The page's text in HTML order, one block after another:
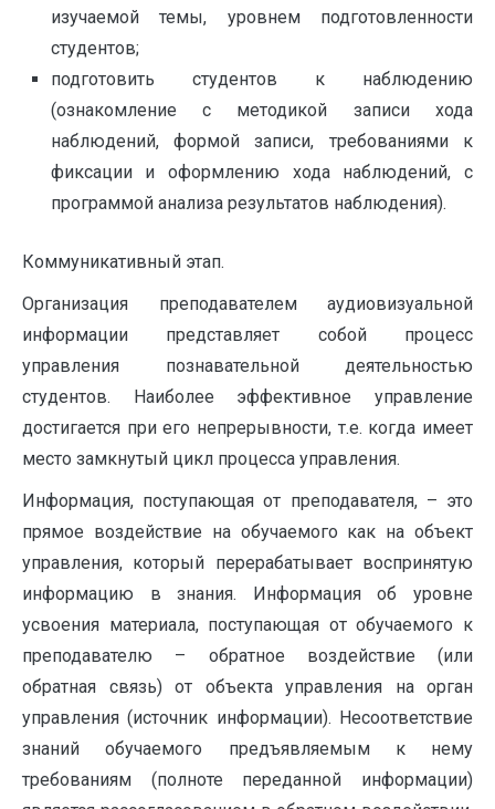
изучаемой темы, уровнем подготовленности
студентов;
подготовить студентов к наблюдению
(ознакомление с методикой записи хода
наблюдений, формой записи, требованиями к
фиксации и оформлению хода наблюдений, с
программой анализа результатов наблюдения).
Коммуникативный этап.
Организация преподавателем аудиовизуальной
информации представляет собой процесс
управления познавательной деятельностью
студентов. Наиболее эффективное управление
достигается при его непрерывности, т.е. когда имеет
место замкнутый цикл процесса управления.
Информация, поступающая от преподавателя, – это
прямое воздействие на обучаемого как на объект
управления, который перерабатывает воспринятую
информацию в знания. Информация об уровне
усвоения материала, поступающая от обучаемого к
преподавателю – обратное воздействие (или
обратная связь) от объекта управления на орган
управления (источник информации). Несоответствие
знаний обучаемого предъявляемым к нему
требованиям (полноте переданной информации)